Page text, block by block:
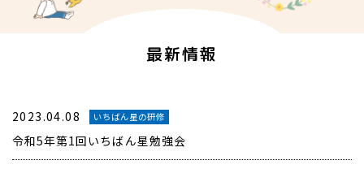
最新情報
2023.04.08 いちばん星の研修
令和5年第1回いちばん星勉強会